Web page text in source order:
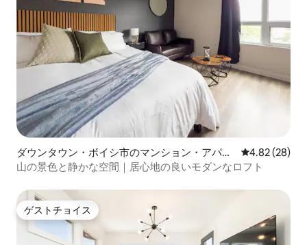
ダウンタウン・ボイシ市のマンション・アパー
ト
レビュー28
4.82 (28)
山の景色と静かな空間｜居心地の良いモダンなロフト
ゲストチョイス
ゲストチョイス